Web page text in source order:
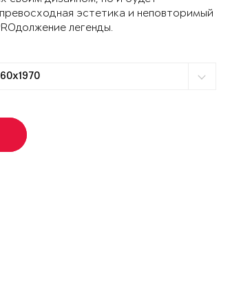
эстетика и неповторимый
легенды.